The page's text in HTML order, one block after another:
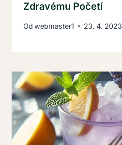
Zdravému Početí
Od webmaster1 23. 4. 2023